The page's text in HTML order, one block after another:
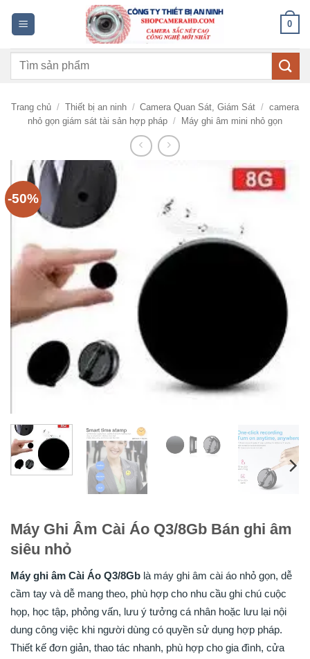
dung
0
Tìm
Trang chủ / Thiết bị an ninh / Camera Quan Sát, Giám Sát / camera
nhỏ gọn giám sát tài sản hợp pháp / Máy ghi âm mini nhỏ gọn
-50%
Máy Ghi Âm Cài Áo Q3/8Gb Bán ghi âm
siêu nhỏ
Máy ghi âm Cài Áo Q3/8Gb là máy ghi âm cài áo nhỏ gọn, dễ
cầm tay và dễ mang theo, phù hợp cho nhu cầu ghi chú cuộc
họp, học tập, phỏng vấn, lưu ý tưởng cá nhân hoặc lưu lại nội
dung công việc khi người dùng có quyền sử dụng hợp pháp.
Thiết kế đơn giản, thao tác nhanh, phù hợp cho gia đình, cửa